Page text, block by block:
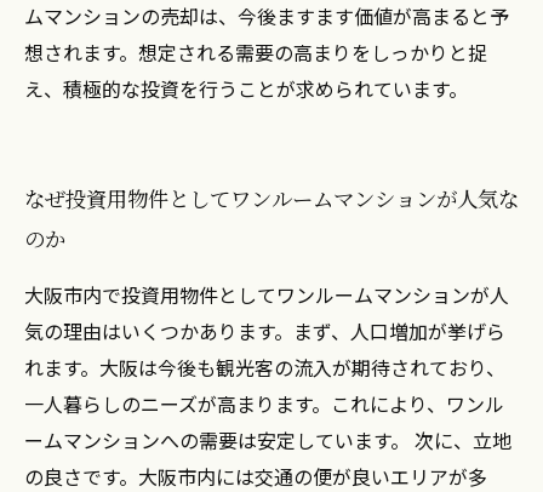
ムマンションの売却は、今後ますます価値が高まると予
想されます。想定される需要の高まりをしっかりと捉
え、積極的な投資を行うことが求められています。
なぜ投資用物件としてワンルームマンションが人気な
のか
大阪市内で投資用物件としてワンルームマンションが人
気の理由はいくつかあります。まず、人口増加が挙げら
れます。大阪は今後も観光客の流入が期待されており、
一人暮らしのニーズが高まります。これにより、ワンル
ームマンションへの需要は安定しています。 次に、立地
の良さです。大阪市内には交通の便が良いエリアが多